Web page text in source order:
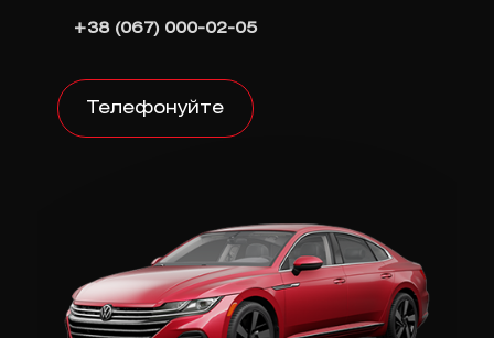
+38 (067) 000-02-05
Телефонуйте